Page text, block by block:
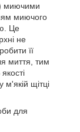
миючими
миючого
Це
не
її
миття, тим
м'якій щітці
для